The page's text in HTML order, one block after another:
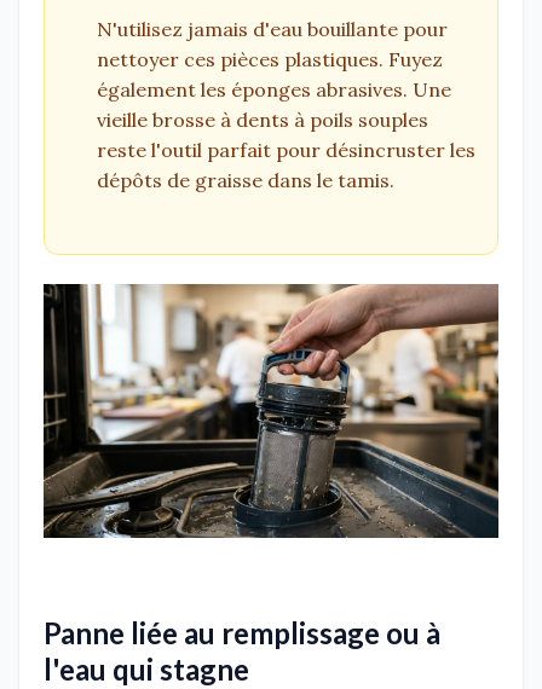
N'utilisez jamais d'eau bouillante pour
nettoyer ces pièces plastiques. Fuyez
également les éponges abrasives. Une
vieille brosse à dents à poils souples
reste l'outil parfait pour désincruster les
dépôts de graisse dans le tamis.
Panne liée au remplissage ou à
l'eau qui stagne